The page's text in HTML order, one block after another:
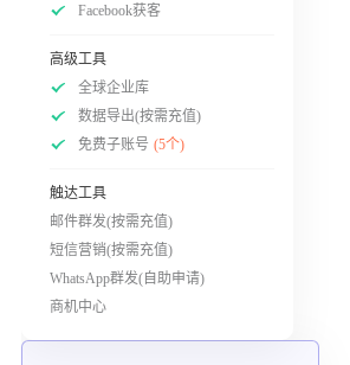
Facebook获客
高级工具
全球企业库
数据导出(按需充值)
免费子账号 (5个)
触达工具
邮件群发(按需充值)
短信营销(按需充值)
WhatsApp群发(自助申请)
商机中心